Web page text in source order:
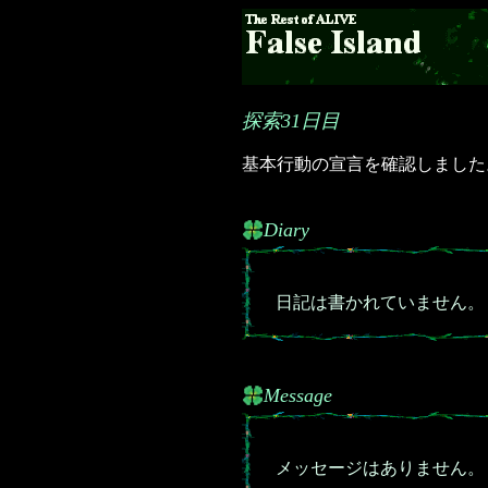
探索31日目
基本行動の宣言を確認しまし
Diary
日記は書かれていません。
Message
メッセージはありません。